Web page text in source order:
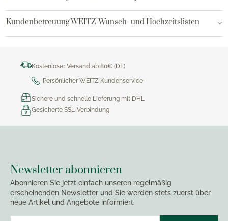
Kundenbetreuung WEITZ-Wunsch- und Hochzeitslisten
Kostenloser Versand ab 80€ (DE)
Persönlicher WEITZ Kundenservice
Sichere und schnelle Lieferung mit DHL
Gesicherte SSL-Verbindung
Newsletter abonnieren
Abonnieren Sie jetzt einfach unseren regelmäßig
erscheinenden Newsletter und Sie werden stets zuerst über
neue Artikel und Angebote informiert.